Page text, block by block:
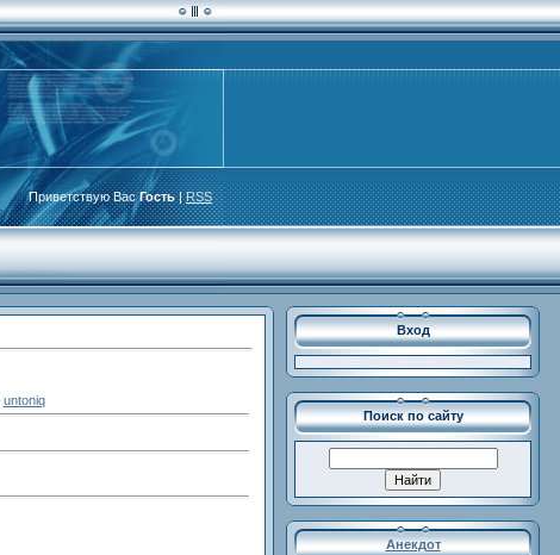
Приветствую ВасГость|RSS
untoniq
Вход
Поиск по сайту
Анекдот